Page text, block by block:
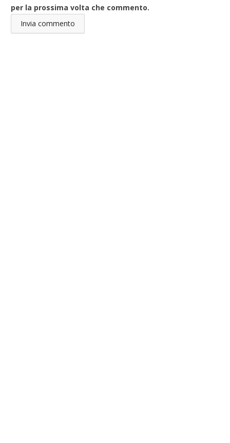
per la prossima volta che commento.